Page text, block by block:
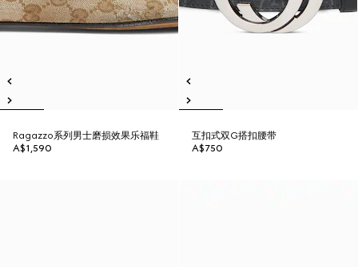
Ragazzo系列男士磨损效果乐福鞋
A$1,590
互扣式双G搭扣腰带
A$750